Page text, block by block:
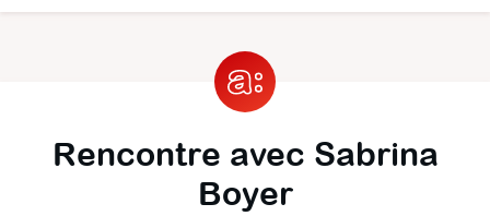
Rencontre avec Sabrina
Boyer